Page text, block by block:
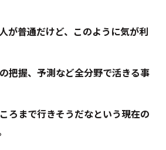
が普通だけど、このように気が利
把握、予測など全分野で活きる事
ろまで行きそうだなという現在の